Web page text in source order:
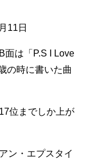
11日
面は「P.S I Love
の時に書いた曲
位までしか上が
ン・エプスタイ